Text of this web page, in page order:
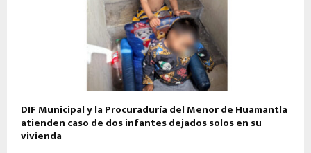
DIF Municipal y la Procuraduría del Menor de Huamantla
atienden caso de dos infantes dejados solos en su
vivienda